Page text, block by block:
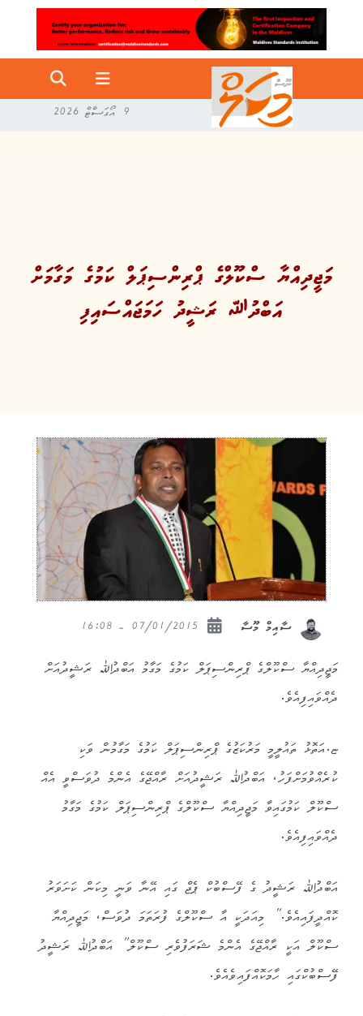
9 އޯގަސްޓް 2026
މަޖީދިއްޔާ ސްކޫލްގެ ޕްރިންސިޕަލް ކަމުގެ މަގާމަށް
އަބްދުﷲ ރަޝީދު ހަމަޖައްސައިފި
ސާއިމް މޫސާ
މަޖީދިއްޔާ ސްކޫލްގެ ޕްރިންސިޕަލް ކަމުގެ މަގާމު އަބްދުﷲ ރަޝީދުއަށް
ދެއްވައިފިއެވެ.
ޏ.އަތޮޅު ތައުލީމީ މަރުކަޒުގެ ޕްރިންސިޕަލް ކަމުގެ މަގާމުން ވަކި
ކުރެއްވުމަށްފަހު، އަބްދުﷲ ރަޝީދުއަށް ރާއްޖޭގެ އެންމެ ދުވަސްވީ އެއް
ސްކޫލް ކަމުގައިވާ މަޖީދިއްޔާ ސްކޫލްގެ ޕްރިންސިޕަލް ކަމުގެ މަގާމު
ދެއްވައިފިއެވެ.
އަބްދުﷲ ރަޝީދު ގެ ފޭސްބުކް ޕެޖް ގައި އޭނާ ވަނީ މިކަން ކަށަވަރު
ކޮއްދީފައިއެވެ.” މިއަދަކީ އާ ސްކޫލްގެ ފުރަތަމަ ދުވަސް، މަޖީދިއްޔާ
ސްކޫލް އަކީ ރާއްޖޭގެ އެންމެ ޝަރަފުވެރި ސްކޫލް” އަބްދުﷲ ރަޝީދު
ފޭސްބުކްގައި ހާމަކޮއްފައިވެއެވެ.